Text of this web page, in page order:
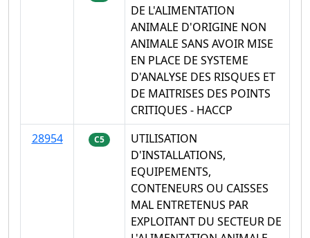
DE L'ALIMENTATION
ANIMALE D'ORIGINE NON
ANIMALE SANS AVOIR MISE
EN PLACE DE SYSTEME
D'ANALYSE DES RISQUES ET
DE MAITRISES DES POINTS
CRITIQUES - HACCP
28954
C5
UTILISATION
D'INSTALLATIONS,
EQUIPEMENTS,
CONTENEURS OU CAISSES
MAL ENTRETENUS PAR
EXPLOITANT DU SECTEUR DE